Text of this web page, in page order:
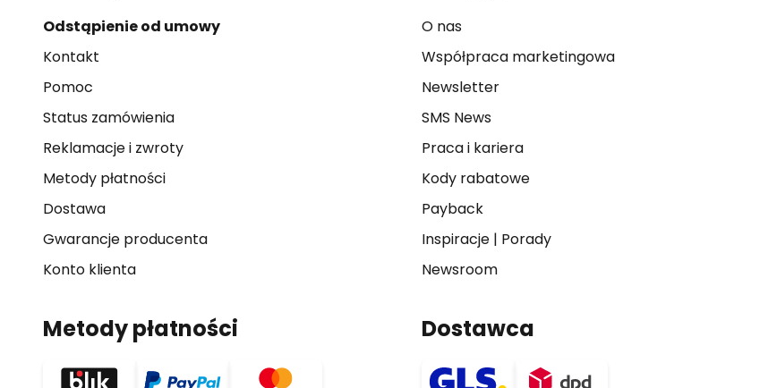
Odstąpienie od umowy
Kontakt
Pomoc
Status zamówienia
Reklamacje i zwroty
Metody płatności
Dostawa
Gwarancje producenta
Konto klienta
O nas
Współpraca marketingowa
Newsletter
SMS News
Praca i kariera
Kody rabatowe
Payback
Inspiracje| Porady
Newsroom
Metody płatności Dostawca